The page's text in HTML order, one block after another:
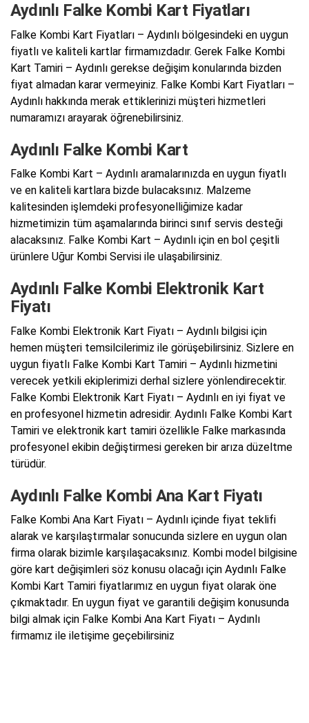
Aydınlı Falke Kombi Kart Fiyatları
Falke Kombi Kart Fiyatları – Aydınlı bölgesindeki en uygun
fiyatlı ve kaliteli kartlar firmamızdadır. Gerek Falke Kombi
Kart Tamiri – Aydınlı gerekse değişim konularında bizden
fiyat almadan karar vermeyiniz. Falke Kombi Kart Fiyatları –
Aydınlı hakkında merak ettiklerinizi müşteri hizmetleri
numaramızı arayarak öğrenebilirsiniz.
Aydınlı Falke Kombi Kart
Falke Kombi Kart – Aydınlı aramalarınızda en uygun fiyatlı
ve en kaliteli kartlara bizde bulacaksınız. Malzeme
kalitesinden işlemdeki profesyonelliğimize kadar
hizmetimizin tüm aşamalarında birinci sınıf servis desteği
alacaksınız. Falke Kombi Kart – Aydınlı için en bol çeşitli
ürünlere Uğur Kombi Servisi ile ulaşabilirsiniz.
Aydınlı Falke Kombi Elektronik Kart
Fiyatı
Falke Kombi Elektronik Kart Fiyatı – Aydınlı bilgisi için
hemen müşteri temsilcilerimiz ile görüşebilirsiniz. Sizlere en
uygun fiyatlı Falke Kombi Kart Tamiri – Aydınlı hizmetini
verecek yetkili ekiplerimizi derhal sizlere yönlendirecektir.
Falke Kombi Elektronik Kart Fiyatı – Aydınlı en iyi fiyat ve
en profesyonel hizmetin adresidir. Aydınlı Falke Kombi Kart
Tamiri ve elektronik kart tamiri özellikle Falke markasında
profesyonel ekibin değiştirmesi gereken bir arıza düzeltme
türüdür.
Aydınlı Falke Kombi Ana Kart Fiyatı
Falke Kombi Ana Kart Fiyatı – Aydınlı içinde fiyat teklifi
alarak ve karşılaştırmalar sonucunda sizlere en uygun olan
firma olarak bizimle karşılaşacaksınız. Kombi model bilgisine
göre kart değişimleri söz konusu olacağı için Aydınlı Falke
Kombi Kart Tamiri fiyatlarımız en uygun fiyat olarak öne
çıkmaktadır. En uygun fiyat ve garantili değişim konusunda
bilgi almak için Falke Kombi Ana Kart Fiyatı – Aydınlı
firmamız ile iletişime geçebilirsiniz